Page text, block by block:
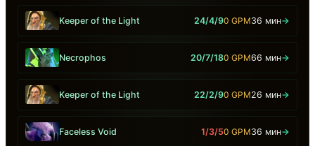
Keeper of the Light 24/4/90 GPM36 мин→
Necrophos 20/7/180 GPM66 мин→
Keeper of the Light 22/2/90 GPM26 мин→
Faceless Void 1/3/50 GPM36 мин→